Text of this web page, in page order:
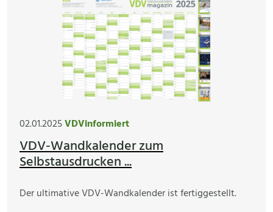
02.01.2025VDVinformiert
VDV-Wandkalender zum
Selbstausdrucken ...
Der ultimative VDV-Wandkalender ist fertiggestellt.